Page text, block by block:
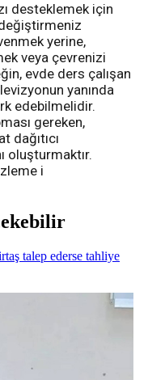
desteklemek için
yerine,
veya çevrenizi
evde ders çalışan
yanında
edebilmelidir.
gereken,
dağıtıcı
oluşturmaktır.
i
talep ederse tahliye